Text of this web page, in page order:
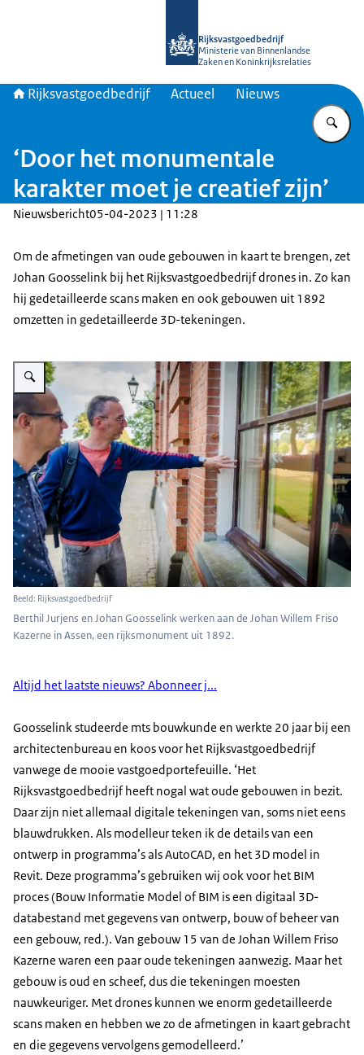
Rijksvastgoedbedrijf
Ministerie van Binnenlandse
Zaken en Koninkrijksrelaties
Rijksvastgoedbedrijf Actueel Nieuws
‘Door het monumentale
karakter moet je creatief zijn’
Nieuwsbericht05-04-2023 | 11:28
Om de afmetingen van oude gebouwen in kaart te brengen, zet
Johan Goosselink bij het Rijksvastgoedbedrijf drones in. Zo kan
hij gedetailleerde scans maken en ook gebouwen uit 1892
omzetten in gedetailleerde 3D-tekeningen.
Vergroot afbeelding Berthil Jurjens en Johan Goosselink
Beeld: Rijksvastgoedbedrijf
Berthil Jurjens en Johan Goosselink werken aan de Johan Willem Friso
Kazerne in Assen, een rijksmonument uit 1892.
Altijd het laatste nieuws? Abonneer j...
Goosselink studeerde mts bouwkunde en werkte 20 jaar bij een
architectenbureau en koos voor het Rijksvastgoedbedrijf
vanwege de mooie vastgoedportefeuille. ‘Het
Rijksvastgoedbedrijf heeft nogal wat oude gebouwen in bezit.
Daar zijn niet allemaal digitale tekeningen van, soms niet eens
blauwdrukken. Als modelleur teken ik de details van een
ontwerp in programma’s als AutoCAD, en het 3D model in
Revit. Deze programma’s gebruiken wij ook voor het BIM
proces (Bouw Informatie Model of BIM is een digitaal 3D-
databestand met gegevens van ontwerp, bouw of beheer van
een gebouw, red.). Van gebouw 15 van de Johan Willem Friso
Kazerne waren een paar oude tekeningen aanwezig. Maar het
gebouw is oud en scheef, dus die tekeningen moesten
nauwkeuriger. Met drones kunnen we enorm gedetailleerde
scans maken en hebben we zo de afmetingen in kaart gebracht
en die gegevens vervolgens gemodelleerd.’